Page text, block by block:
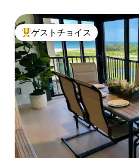
大好評のゲストチョイスです。
ゲストチョイス